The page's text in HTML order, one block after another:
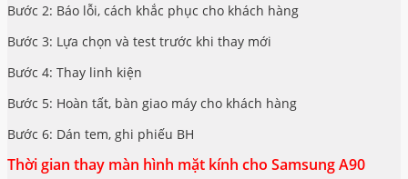
Bước 2: Báo lỗi, cách khắc phục cho khách hàng
Bước 3: Lựa chọn và test trước khi thay mới
Bước 4: Thay linh kiện
Bước 5: Hoàn tất, bàn giao máy cho khách hàng
Bước 6: Dán tem, ghi phiếu BH
Thời gian thay màn hình mặt kính cho Samsung A90